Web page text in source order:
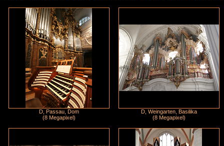
D, Passau, Dom
(8 Megapixel)
D, Weingarten, Basilika
(8 Megapixel)